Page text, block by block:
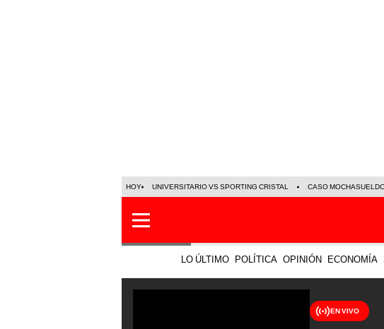
HOY UNIVERSITARIO VS SPORTING CRISTAL CASO
LO ÚLTIMO POLÍTICA OPINIÓN ECONOMÍA
EN VIVO